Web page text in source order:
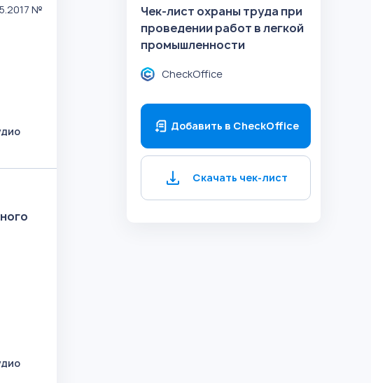
Чек-лист охраны труда при
проведении работ в легкой
промышленности
CheckOffice
Добавить в CheckOffice
Скачать чек-лист
№